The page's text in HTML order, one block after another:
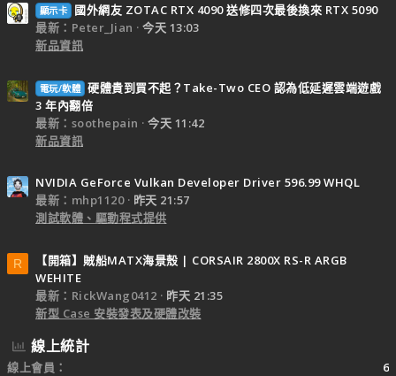
顯示卡
國外網友 ZOTAC RTX 4090 送修四次最後換來 RTX 5090
最新：Peter_Jian
今天 13:03
新品資訊
電玩/軟體 硬體貴到買不起？Take-Two CEO 認為低延遲雲端遊戲
3 年內翻倍
最新：soothepain
今天 11:42
新品資訊
NVIDIA GeForce Vulkan Developer Driver 596.99 WHQL
最新：mhp1120
昨天 21:57
測試軟體、驅動程式提供
R
【開箱】賊船MATX海景殼 | CORSAIR 2800X RS-R ARGB
WEHITE
最新：RickWang0412
昨天 21:35
新型 Case 安裝發表及硬體改裝
線上統計
線上會員 6